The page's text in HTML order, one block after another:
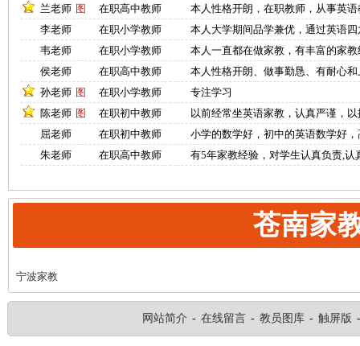
兰老师 图 在职高中教师
本人性格开朗，在职教师，从事英
李老师
在职小学教师
本人大学期间品学兼优，通过英语
韦老师
在职小学教师
本人一直都在做家教，有丰富的家
侯老师
在职高中教师
本人性格开朗、做事勤恳、有耐心
孙老师 图 在职小学教师
专注学习
陈老师 图 在职初中教师
以前经常坐英语家教，认真严谨，
屈老师
在职初中教师
小学的数学好，初中的英语数学好
朱老师
在职高中教师 有5年家教经验，对学生认真负责,认
苍南家
宁波家教
网站简介 - 在线留言 - 教员图库 - 触屏版